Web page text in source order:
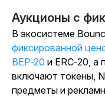
Аукционы с
В экосистеме
фиксированной
BEP-20 и ERC-20, а
включают токены,
предметы и